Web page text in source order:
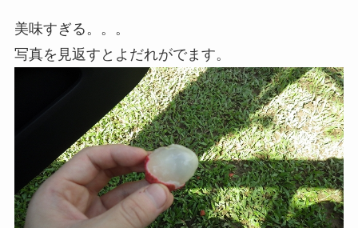
美味すぎる。。。
写真を見返すとよだれがでます。